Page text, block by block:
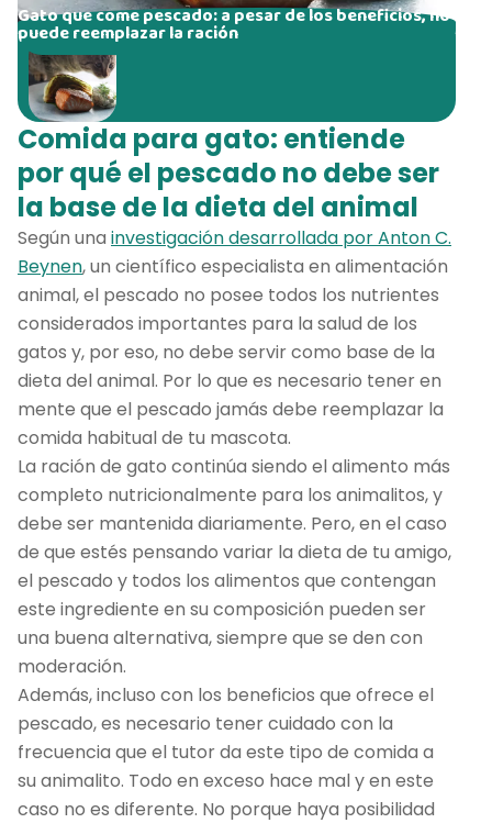
Gato que come pescado: a pesar de los beneficios, no
puede reemplazar la ración
Comida para gato: entiende
por qué el pescado no debe ser
la base de la dieta del animal
Según una investigación desarrollada por Anton C.
Beynen, un científico especialista en alimentación
animal, el pescado no posee todos los nutrientes
considerados importantes para la salud de los
gatos y, por eso, no debe servir como base de la
dieta del animal. Por lo que es necesario tener en
mente que el pescado jamás debe reemplazar la
comida habitual de tu mascota.
La ración de gato continúa siendo el alimento más
completo nutricionalmente para los animalitos, y
debe ser mantenida diariamente. Pero, en el caso
de que estés pensando variar la dieta de tu amigo,
el pescado y todos los alimentos que contengan
este ingrediente en su composición pueden ser
una buena alternativa, siempre que se den con
moderación.
Además, incluso con los beneficios que ofrece el
pescado, es necesario tener cuidado con la
frecuencia que el tutor da este tipo de comida a
su animalito. Todo en exceso hace mal y en este
caso no es diferente. No porque haya posibilidad